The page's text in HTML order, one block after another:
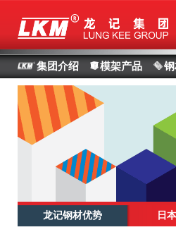
集团介绍 模架产品
龙记钢材优势 日